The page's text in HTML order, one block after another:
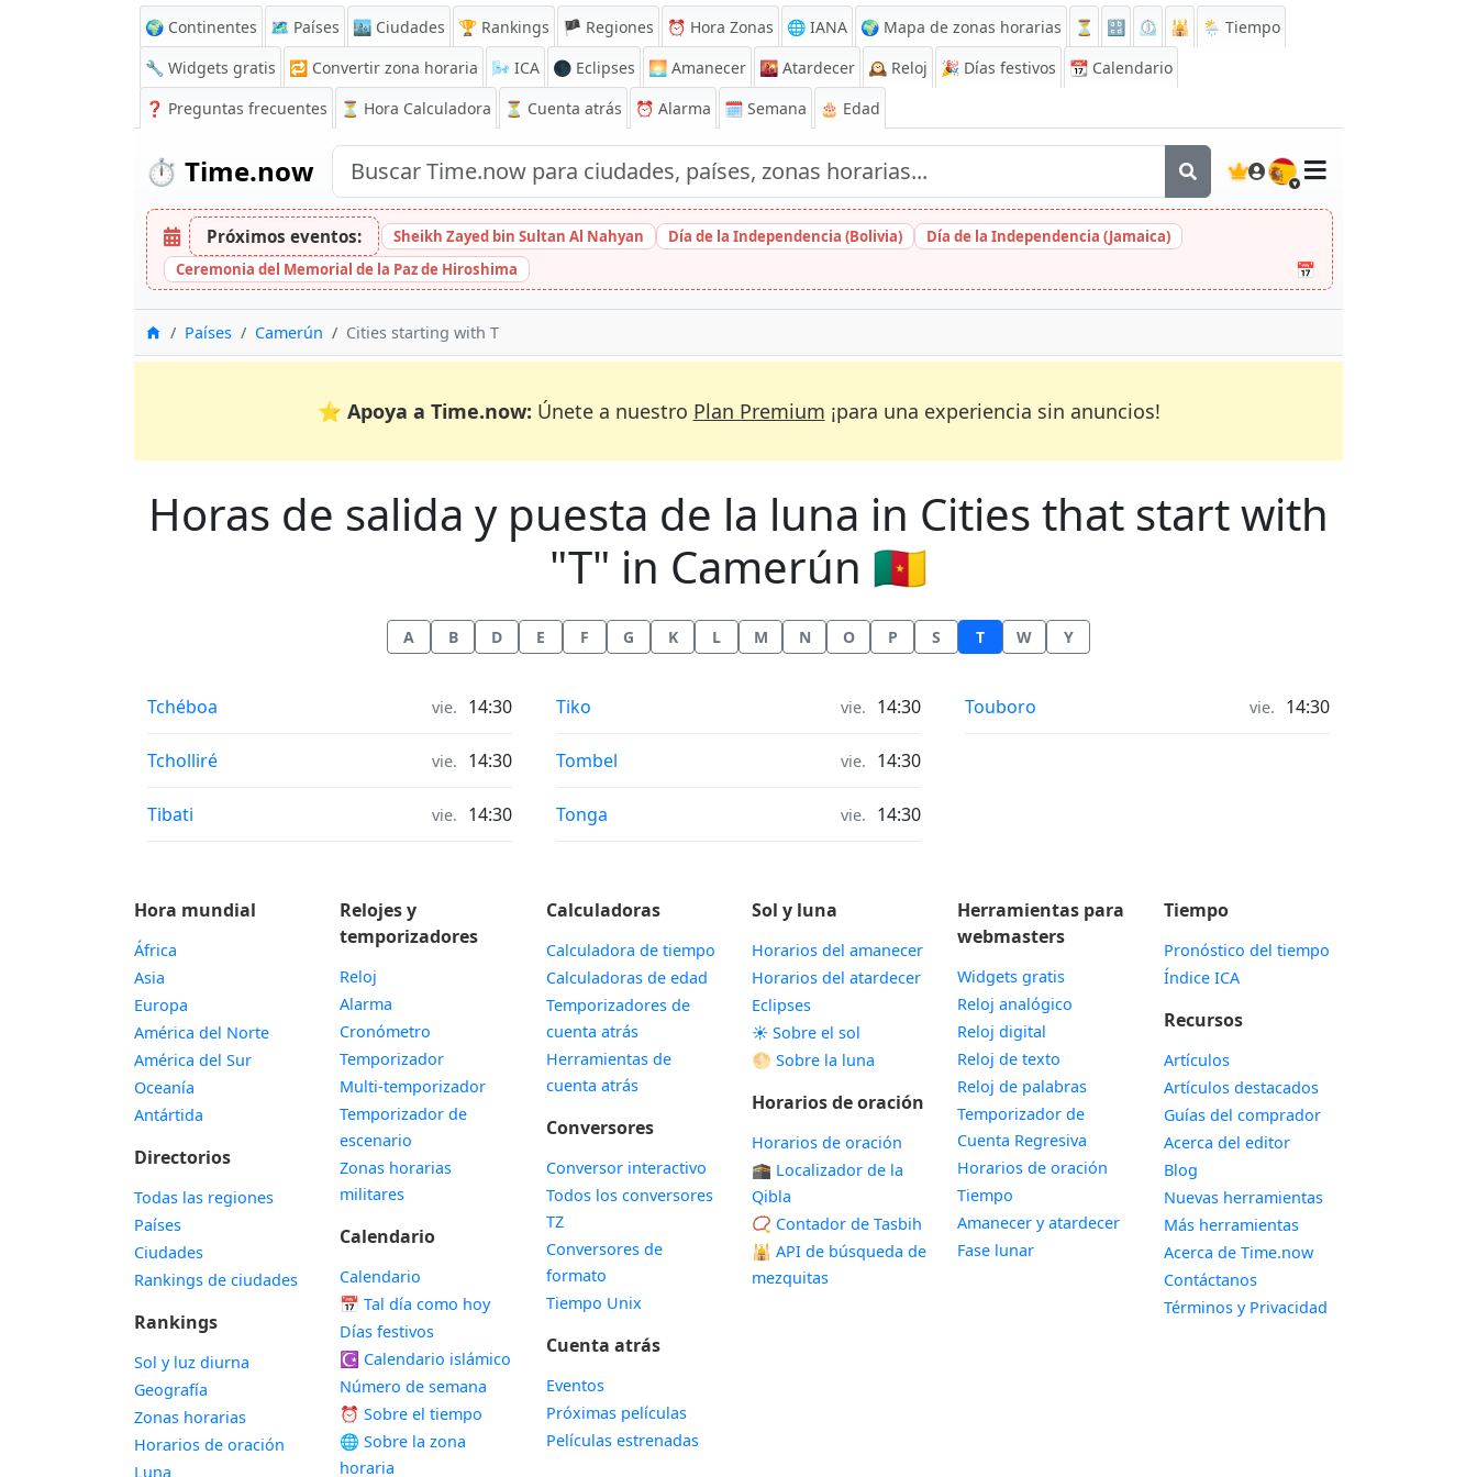
🌍 Continentes 🗺️ Países 🏙️ Ciudades 🏆 Rankings 🏴 Regiones ⏰ Hora Zonas 🌐 IANA 🌍 Mapa de zonas horarias ⏳ 🔡 ⏲️ 🕌
🌦️ Tiempo
🔧 Widgets gratis
🔁 Convertir zona horaria 🌬️ ICA 🌑 Eclipses 🌅 Amanecer 🌇 Atardecer 🕰️ Reloj 🎉 Días festivos 📆 Calendario
❓ Preguntas frecuentes ⏳ Hora Calculadora ⏳ Cuenta atrás ⏰ Alarma 🗓️ Semana 🎂 Edad
⏱️ Time.now 🇪🇸
Próximos eventos: Sheikh Zayed bin Sultan Al Nahyan Día de la Independencia (Bolivia)
Día de la Independencia (Jamaica)
Ceremonia del Memorial de la Paz de Hiroshima
📅
InicioPaíses Camerún Cities starting with T
⭐ Apoya a Time.now: Únete a nuestro Plan Premium ¡para una experiencia sin anuncios!
Horas de salida y puesta de la luna in Cities that start with
"T" in Camerún 🇨🇲
A B D E F G K L M N O P S T W Y
Horas de salida y puesta de la luna in
Tchéboa vie. 14:30
Horas de salida y puesta de la luna in
Tcholliré vie. 14:30
Horas de salida y puesta de la luna in
Tibati vie. 14:30
Horas de salida y puesta de la luna in
Tiko vie. 14:30
Horas de salida y puesta de la luna in
Tombel vie. 14:30
Horas de salida y puesta de la luna in
Tonga vie. 14:30
Horas de salida y puesta de la luna in
Touboro vie. 14:30
Hora mundial
África
Asia
Europa
América del Norte
América del Sur
Oceanía
Antártida
Directorios
Todas las regiones
Países
Ciudades
Rankings de ciudades
Rankings
Sol y luz diurna
Geografía
Zonas horarias
Horarios de oración
Luna
Relojes y
temporizadores
Reloj
Alarma
Cronómetro
Temporizador
Multi-temporizador
Temporizador de
escenario
Zonas horarias
militares
Calendario
Calendario
📅 Tal día como hoy
Días festivos
☪️ Calendario islámico
Número de semana
⏰ Sobre el tiempo
🌐 Sobre la zona
horaria
Calculadoras
Calculadora de tiempo
Calculadoras de edad
Temporizadores de
cuenta atrás
Herramientas de
cuenta atrás
Conversores
Conversor interactivo
Todos los conversores
TZ
Conversores de
formato
Tiempo Unix
Cuenta atrás
Eventos
Próximas películas
Películas estrenadas
Sol y luna
Horarios del amanecer
Horarios del atardecer
Eclipses
☀️ Sobre el sol
🌕 Sobre la luna
Horarios de oración
Horarios de oración
🕋 Localizador de la
Qibla
📿 Contador de Tasbih
🕌 API de búsqueda de
mezquitas
Herramientas para
webmasters
Widgets gratis
Reloj analógico
Reloj digital
Reloj de texto
Reloj de palabras
Temporizador de
Cuenta Regresiva
Horarios de oración
Tiempo
Amanecer y atardecerWidget
Fase lunarWidget
Tiempo
Pronóstico del tiempo
Índice ICA
Recursos
Artículos
Artículos destacados
Guías del comprador
Acerca del editor
Blog
Nuevas herramientas
Más herramientas
Acerca de Time.now
Contáctanos
Términos y Privacidad